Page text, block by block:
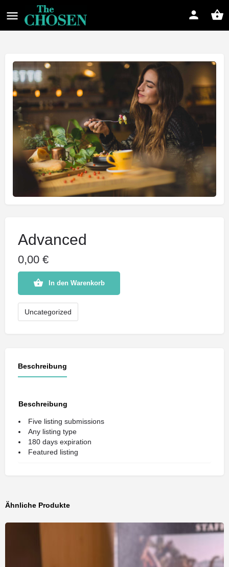
Advanced
0,00 €
Advanced
Menge
In den Warenkorb
Uncategorized
Beschreibung
Beschreibung
Five listing submissions
Any listing type
180 days expiration
Featured listing
Ähnliche Produkte